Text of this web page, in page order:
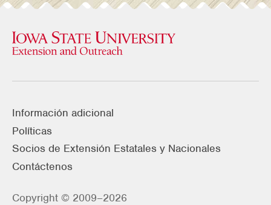
Información adicional
Políticas
Socios de Extensión Estatales y Nacionales
Contáctenos
Copyright © 2009–2026